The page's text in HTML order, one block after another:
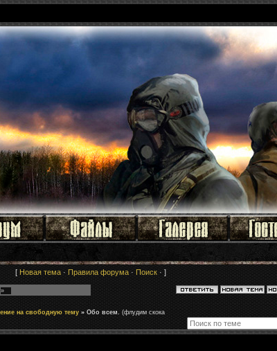
[ Новая тема · Правила форума · Поиск · ]
»
на свободную тему » Обо всем. (флудим скока